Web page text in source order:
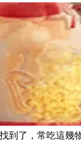
到了，常吃這幾